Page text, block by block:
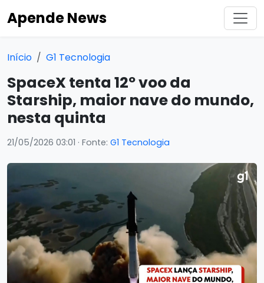
Apende News
Início G1 Tecnologia
SpaceX tenta 12º voo da
Starship, maior nave do mundo,
nesta quinta
21/05/2026 03:01 · Fonte: G1 Tecnologia